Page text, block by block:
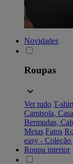
Novidades
Roupas
Ver tudo T-
Camisola,
Bermudas,
Meias Fatos
easy -
Roupa interior